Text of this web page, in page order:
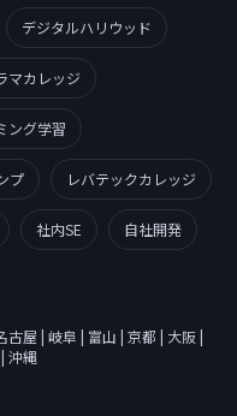
デジタルハリウッド
マカレッジ
ング学習
プ レバテックカレッジ
社内SE 自社開発
古屋 岐阜 富山 京都 大阪
沖縄